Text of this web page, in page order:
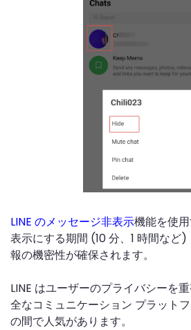
LINE のメッセージ非表示機能を使
表示にする期間 (10 分、1 時間など
報の機密性が確保されます。
LINE はユーザーのプライバシーを
全なコミュニケーション プラット
の間で人気があります。